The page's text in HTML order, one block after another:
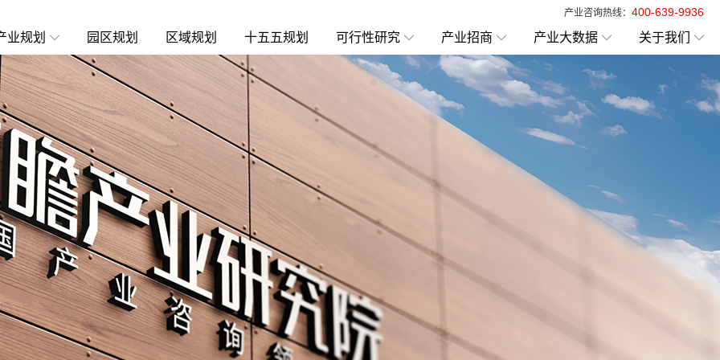
产业咨询热线： 400-639-9936
业规划 园区规划 区域规划 十五五规划 可行性研究 产业招商 产业大数据 关于我们